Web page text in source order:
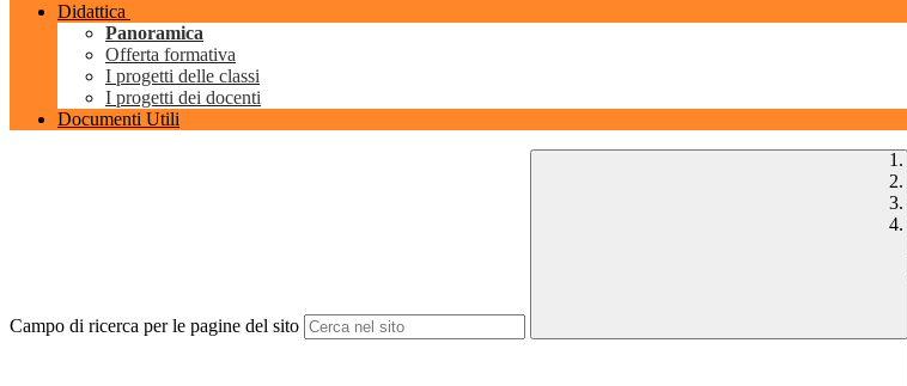
Didattica
Panoramica
Offerta formativa
I progetti delle classi
I progetti dei docenti
Documenti Utili
Campo di ricerca per le pagine del sito